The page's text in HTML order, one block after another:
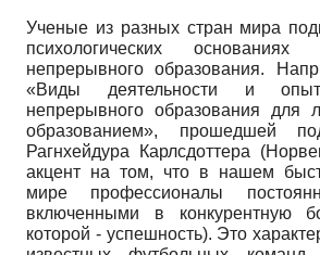
Ученые из разных стран мира
психологических
непрерывного образования.
«Виды деятельности и
непрерывного образования
образованием», прошедшей
Рагнхейдура Карлсдоттера
акцент на том, что в нашем
мире профессионалы
включенными в конкурентную
которой - успешность). Это